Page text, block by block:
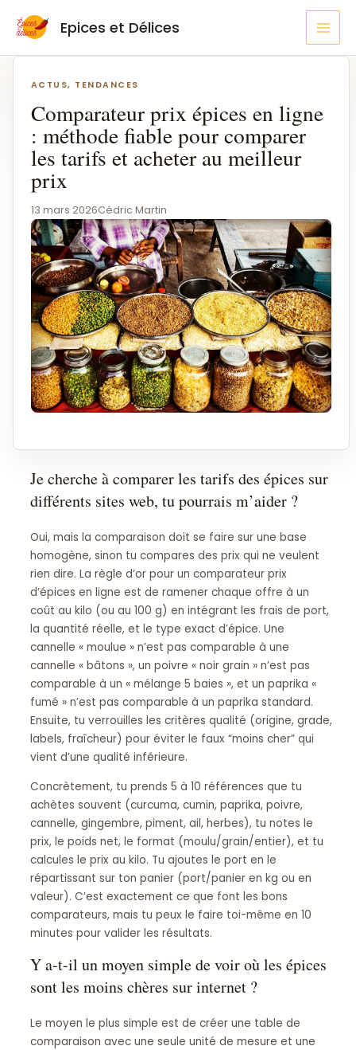
Epices et Délices
ACTUS, TENDANCES
Comparateur prix épices en ligne
: méthode fiable pour comparer
les tarifs et acheter au meilleur
prix
13 mars 2026Cédric Martin
Je cherche à comparer les tarifs des épices sur
différents sites web, tu pourrais m’aider ?
Oui, mais la comparaison doit se faire sur une base
homogène, sinon tu compares des prix qui ne veulent
rien dire. La règle d’or pour un comparateur prix
d’épices en ligne est de ramener chaque offre à un
coût au kilo (ou au 100 g) en intégrant les frais de port,
la quantité réelle, et le type exact d’épice. Une
cannelle « moulue » n’est pas comparable à une
cannelle « bâtons », un poivre « noir grain » n’est pas
comparable à un « mélange 5 baies », et un paprika «
fumé » n’est pas comparable à un paprika standard.
Ensuite, tu verrouilles les critères qualité (origine, grade,
labels, fraîcheur) pour éviter le faux “moins cher” qui
vient d’une qualité inférieure.
Concrètement, tu prends 5 à 10 références que tu
achètes souvent (curcuma, cumin, paprika, poivre,
cannelle, gingembre, piment, ail, herbes), tu notes le
prix, le poids net, le format (moulu/grain/entier), et tu
calcules le prix au kilo. Tu ajoutes le port en le
répartissant sur ton panier (port/panier en kg ou en
valeur). C’est exactement ce que font les bons
comparateurs, mais tu peux le faire toi-même en 10
minutes pour valider les résultats.
Y a-t-il un moyen simple de voir où les épices
sont les moins chères sur internet ?
Le moyen le plus simple est de créer une table de
comparaison avec une seule unité de mesure et une
de